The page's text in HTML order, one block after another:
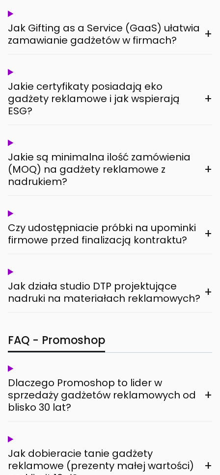
Jak Gifting as a Service (GaaS) ułatwia
zamawianie gadżetów w firmach?
+
Jakie certyfikaty posiadają eko
gadżety reklamowe i jak wspierają
ESG?
+
Jakie są minimalna ilość zamówienia
(MOQ) na gadżety reklamowe z
nadrukiem?
+
Czy udostępniacie próbki na upominki
firmowe przed finalizacją kontraktu?
+
Jak działa studio DTP projektujące
nadruki na materiałach reklamowych? +
FAQ - Promoshop
Dlaczego Promoshop to lider w
sprzedaży gadżetów reklamowych od
blisko 30 lat?
+
Jak dobieracie tanie gadżety
reklamowe (prezenty małej wartości)
+